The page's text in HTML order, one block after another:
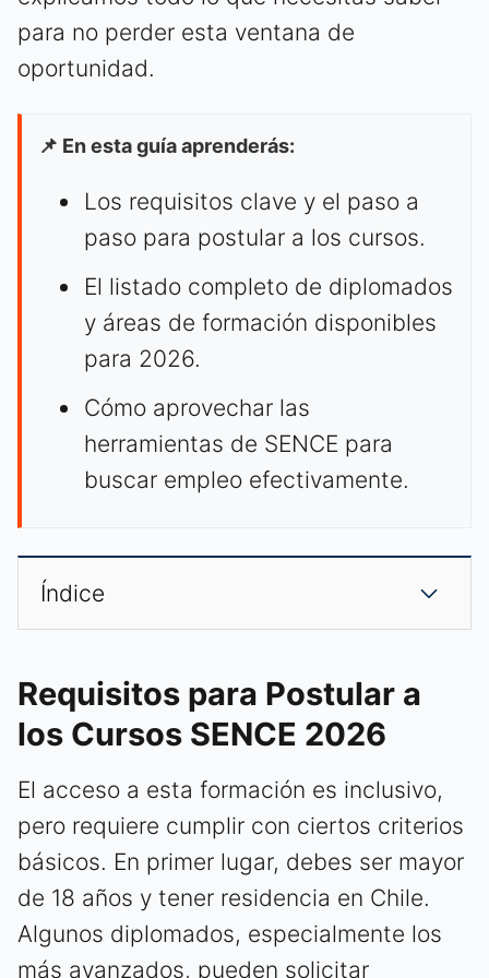
para no perder esta ventana de
oportunidad.
📌 En esta guía aprenderás:
Los requisitos clave y el paso a
paso para postular a los cursos.
El listado completo de diplomados
y áreas de formación disponibles
para 2026.
Cómo aprovechar las
herramientas de SENCE para
buscar empleo efectivamente.
Índice
Requisitos para Postular a
los Cursos SENCE 2026
El acceso a esta formación es inclusivo,
pero requiere cumplir con ciertos criterios
básicos. En primer lugar, debes ser mayor
de 18 años y tener residencia en Chile.
Algunos diplomados, especialmente los
más avanzados, pueden solicitar